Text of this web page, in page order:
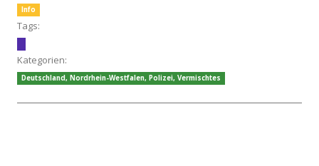
Info
Tags:
Kategorien:
Deutschland, Nordrhein-Westfalen, Polizei, Vermischtes